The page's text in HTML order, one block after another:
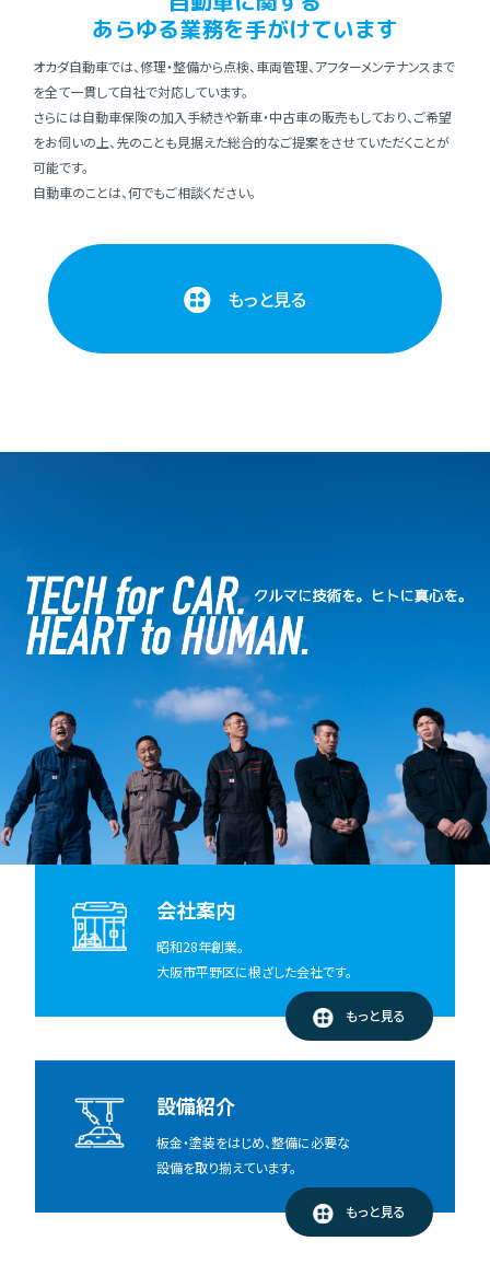
あらゆる業務を⼿がけています
オカダ⾃動⾞では、修理・整備から点検、⾞両管理、アフターメンテナンスまで
を全て⼀貫して⾃社で対応しています。
さらには⾃動⾞保険の加⼊⼿続きや新⾞・中古⾞の販売もしており、ご希望
をお伺いの上、先のことも⾒据えた総合的なご提案をさせていただくことが
可能です。
⾃動⾞のことは、何でもご相談ください。
もっと見る
会社案内
昭和28年創業。
大阪市平野区に根ざした会社です。
もっと見る
設備紹介
板金・塗装をはじめ、整備に必要な
設備を取り揃えています。
もっと見る